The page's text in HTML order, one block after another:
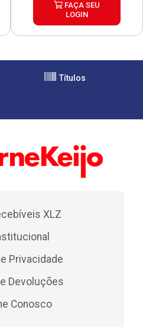
FAÇA SEU
LOGIN
Títulos
XLZ
Privacidade
Devoluções
Conosco